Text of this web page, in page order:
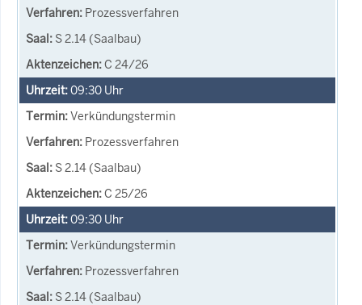
Prozessverfahren
S 2.14 (Saalbau)
C 24/26
09:30 Uhr
Verkündungstermin
Prozessverfahren
S 2.14 (Saalbau)
C 25/26
09:30 Uhr
Verkündungstermin
Prozessverfahren
S 2.14 (Saalbau)